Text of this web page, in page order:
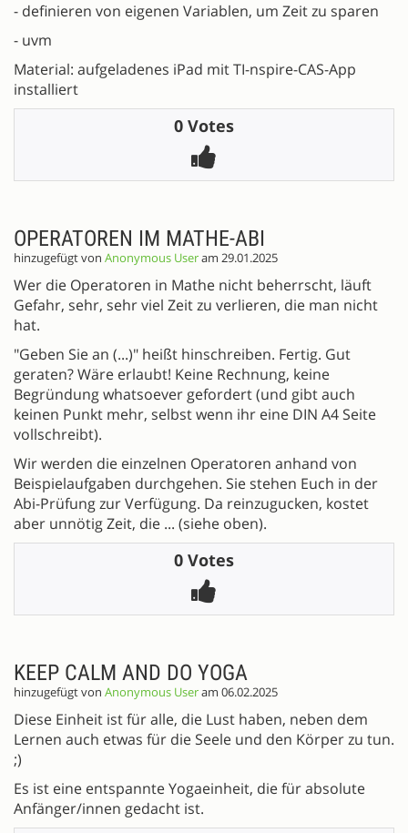
- definieren von eigenen Variablen, um Zeit zu sparen
- uvm
Material: aufgeladenes iPad mit TI-nspire-CAS-App
installiert
0 Votes
OPERATOREN IM MATHE-ABI
hinzugefügt von Anonymous Useram 29.01.2025
Wer die Operatoren in Mathe nicht beherrscht, läuft
Gefahr, sehr, sehr viel Zeit zu verlieren, die man nicht
hat.
"Geben Sie an (...)" heißt hinschreiben. Fertig. Gut
geraten? Wäre erlaubt! Keine Rechnung, keine
Begründung whatsoever gefordert (und gibt auch
keinen Punkt mehr, selbst wenn ihr eine DIN A4 Seite
vollschreibt).
Wir werden die einzelnen Operatoren anhand von
Beispielaufgaben durchgehen. Sie stehen Euch in der
Abi-Prüfung zur Verfügung. Da reinzugucken, kostet
aber unnötig Zeit, die ... (siehe oben).
0 Votes
KEEP CALM AND DO YOGA
hinzugefügt von Anonymous Useram 06.02.2025
Diese Einheit ist für alle, die Lust haben, neben dem
Lernen auch etwas für die Seele und den Körper zu tun.
;)
Es ist eine entspannte Yogaeinheit, die für absolute
Anfänger/innen gedacht ist.